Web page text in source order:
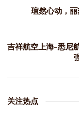
瑄然心动，
吉祥航空上海-悉尼
关注热点